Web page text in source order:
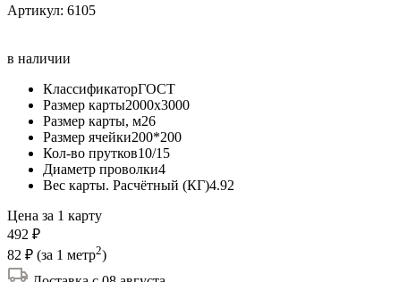
Артикул: 6105
в наличии
КлассификаторГОСТ
Размер карты2000х3000
Размер карты, м26
Размер ячейки200*200
Кол-во прутков10/15
Диаметр проволки4
Вес карты. Расчётный (КГ)4.92
Цена за 1 карту
492 ₽
82 ₽ (за 1 метр2)